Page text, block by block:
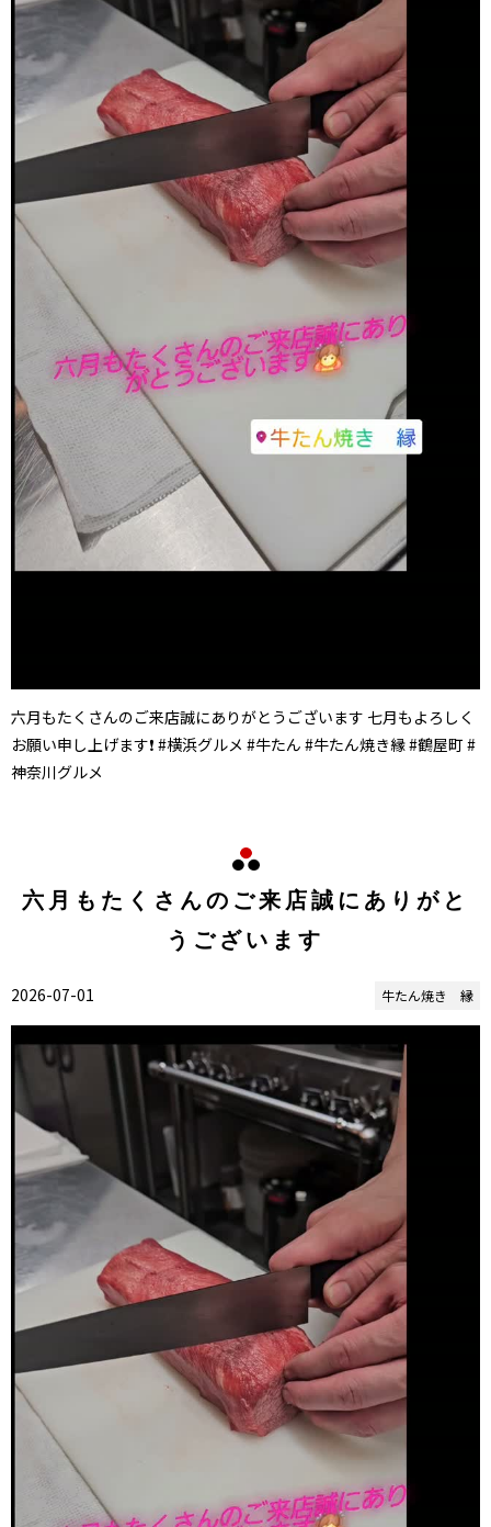
六月もたくさんのご来店誠にありがとうございます 七月もよろしく
お願い申し上げます❗ #横浜グルメ #牛たん #牛たん焼き縁 #鶴屋町 #
神奈川グルメ
六月もたくさんのご来店誠にありがと
うございます
2026-07-01 牛たん焼き 縁